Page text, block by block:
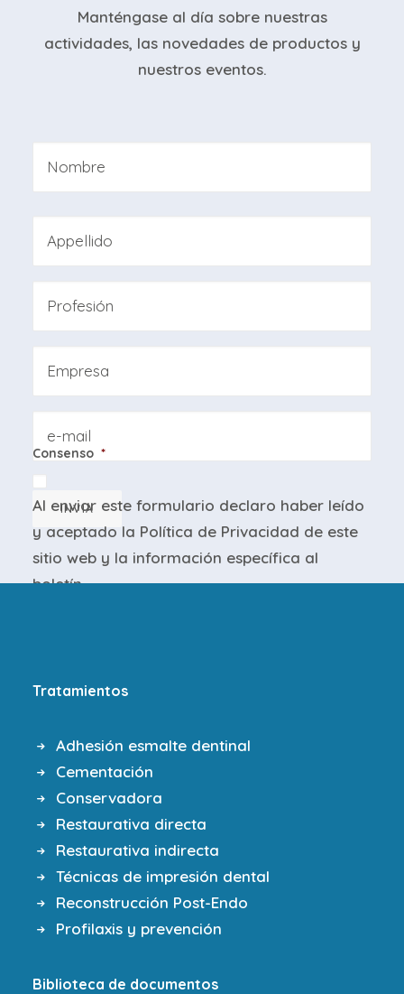
Manténgase al día sobre nuestras
actividades, las novedades de productos y
nuestros eventos.
Consenso *
Al enviar este formulario declaro haber leído
y aceptado la Política de Privacidad de este
sitio web y la información específica al
boletín.
INVIA
Tratamientos
Adhesión esmalte dentinal
Cementación
Conservadora
Restaurativa directa
Restaurativa indirecta
Técnicas de impresión dental
Reconstrucción Post-Endo
Profilaxis y prevención
Biblioteca de documentos